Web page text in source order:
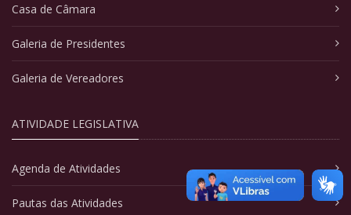
Casa de Câmara
Galeria de Presidentes
Galeria de Vereadores
ATIVIDADE LEGISLATIVA
Agenda de Atividades
Pautas das Atividades